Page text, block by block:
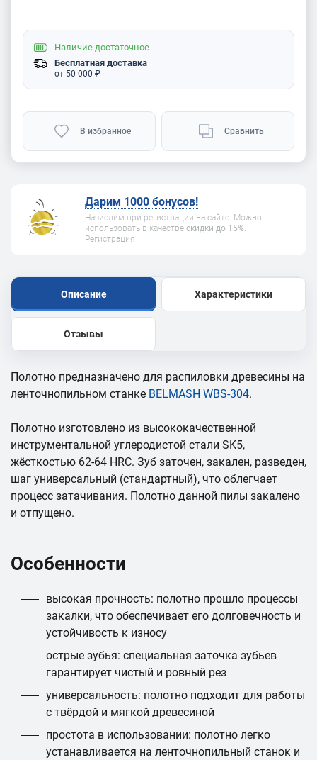
Наличие достаточное
Бесплатная доставка
от 50 000 ₽
В избранное Сравнить
Дарим 1000 бонусов!
Начислим при регистрации на сайте. Можно
использовать в качестве скидки до 15%.
Регистрация
Описание Характеристики
Отзывы
Полотно предназначено для распиловки древесины на
ленточнопильном станке BELMASH WBS-304.
Полотно изготовлено из высококачественной
инструментальной углеродистой стали SK5,
жёсткостью 62-64 HRC. Зуб заточен, закален, разведен,
шаг универсальный (стандартный), что облегчает
процесс затачивания. Полотно данной пилы закалено
и отпущено.
Особенности
высокая прочность: полотно прошло процессы
закалки, что обеспечивает его долговечность и
устойчивость к износу
острые зубья: специальная заточка зубьев
гарантирует чистый и ровный рез
универсальность: полотно подходит для работы
с твёрдой и мягкой древесиной
простота в использовании: полотно легко
устанавливается на ленточнопильный станок и